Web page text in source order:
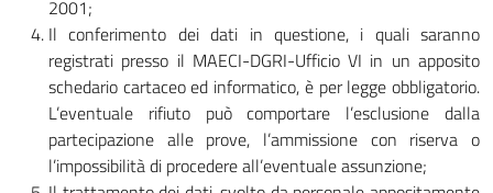
2001;
Il conferimento dei dati in questione, i quali saranno
registrati presso il MAECI-DGRI-Ufficio VI in un apposito
schedario cartaceo ed informatico, è per legge obbligatorio.
L’eventuale rifiuto può comportare l’esclusione dalla
partecipazione alle prove, l’ammissione con riserva o
l’impossibilità di procedere all’eventuale assunzione;